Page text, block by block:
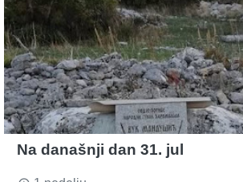
Na današnji dan 31. jul